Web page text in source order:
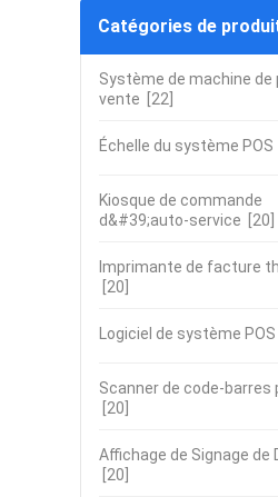
Catégories de
Système de machine de
vente [22]
Échelle du système POS
Kiosque de commande
d&#39;auto-service [20]
Imprimante de facture
[20]
Logiciel de système POS
Scanner de code-barres
[20]
Affichage de Signage de
[20]